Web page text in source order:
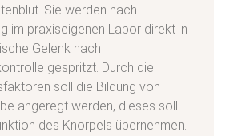
Sie werden nach
im praxiseigenen Labor direkt in
Gelenk nach
gespritzt. Durch die
soll die Bildung von
angeregt werden, dieses soll
des Knorpels übernehmen.